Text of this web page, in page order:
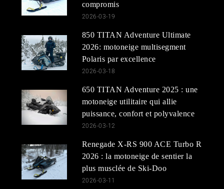
compromis
2026-03-19
850 TITAN Adventure Ultimate
2026: motoneige multisegment
Polaris par excellence
2026-03-18
650 TITAN Adventure 2025 : une
motoneige utilitaire qui allie
puissance, confort et polyvalence
2026-03-12
Renegade X-RS 900 ACE Turbo R
2026 : la motoneige de sentier la
plus musclée de Ski-Doo
2026-03-11